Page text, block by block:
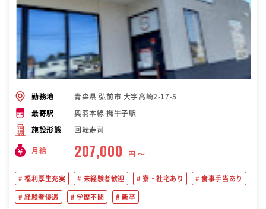
勤務地 青森県 弘前市 大字高崎2-17-5
最寄駅 奥羽本線 撫牛子駅
施設形態 回転寿司
月給 207,000 円 〜
福利厚生充実 未経験者歓迎 寮・社宅あり 食事手当あり
経験者優遇 学歴不問 新卒